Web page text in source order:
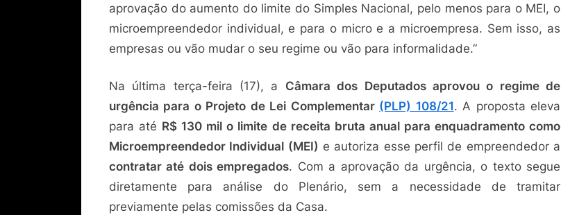
aprovação do aumento do limite do Simples Nacional, pelo menos para o MEI, o
microempreendedor individual, e para o micro e a microempresa. Sem isso, as
empresas ou vão mudar o seu regime ou vão para informalidade.”
Na última terça-feira (17), a Câmara dos Deputados aprovou o regime de
urgência para o Projeto de Lei Complementar (PLP) 108/21. A proposta eleva
para até R$ 130 mil o limite de receita bruta anual para enquadramento como
Microempreendedor Individual (MEI) e autoriza esse perfil de empreendedor a
contratar até dois empregados. Com a aprovação da urgência, o texto segue
diretamente para análise do Plenário, sem a necessidade de tramitar
previamente pelas comissões da Casa.